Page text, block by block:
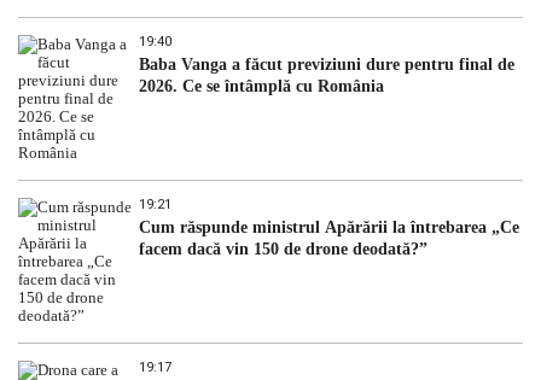
19:40
Baba Vanga a făcut previziuni dure pentru final de
2026. Ce se întâmplă cu România
19:21
Cum răspunde ministrul Apărării la întrebarea „Ce
facem dacă vin 150 de drone deodată?”
19:17